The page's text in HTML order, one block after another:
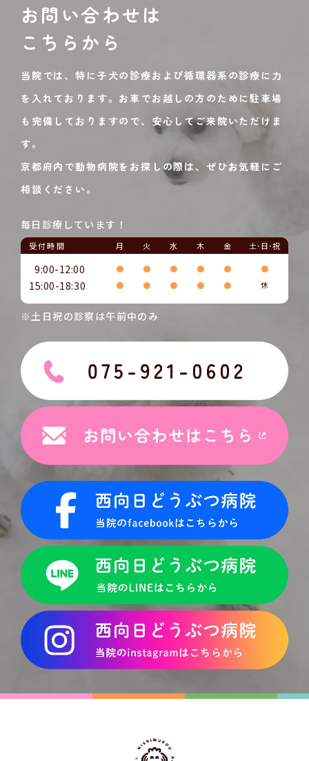
お問い合わせは
こちらから
当院では、特に子犬の診療および循環器系の診療に力
を入れております。お車でお越しの方のために駐車場
も完備しておりますので、安心してご来院いただけま
す。
京都府内で動物病院をお探しの際は、ぜひお気軽にご
相談ください。
毎日診療しています！
受付時間 月 火 水 木 金 土･日･祝
9:00-12:00 ● ● ● ● ● ●
15:00-18:30 ● ● ● ● ● 休
※土日祝の診察は午前中のみ